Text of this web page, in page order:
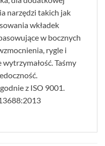
narzędzi takich jak
wkładek
w bocznych
rygle i
Taśmy
z ISO 9001.